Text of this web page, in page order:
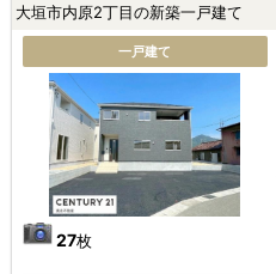
大垣市内原2丁目の新築一戸建て
一戸建て
27枚